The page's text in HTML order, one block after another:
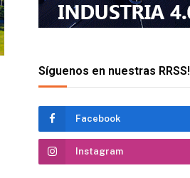
Síguenos en nuestras RRSS!
Facebook
Instagram